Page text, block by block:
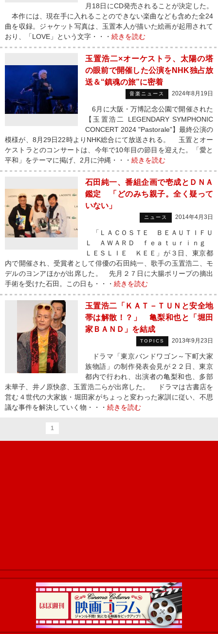
月18日にCD発売されることが決定した。
本作には、現在手に入れることのできない楽曲なども含めた全24
曲を収録。ジャケット写真は、玉置本人が描いた絵画が起用されて
おり、「LOVE」という文字・・・ 続きを読む
玉置浩二×オーケストラ、太陽の塔
の眼前で開催した公演をNHK独占放
送＆“鎮魂の旅”に密着
音楽ニュース 2024年8月19日
6月に大阪・万博記念公園で開催された
【玉置浩二 LEGENDARY SYMPHONIC
CONCERT 2024 "Pastorale"】最終公演の
模様が、8月29日22時よりNHK総合にて放送される。 玉置とオー
ケストラとのコンサートは、今年で10年目の節目を迎えた。「愛と
平和」をテーマに掲げ、2月に沖縄・・・ 続きを読む
石田純一、番組企画で壱成とＤＮＡ
鑑定 「どのみち親子。全く疑って
いない」
ニュース 2014年4月3日
「ＬＡＣＯＳＴＥ ＢＥＡＵＴＩＦＵ
Ｌ ＡＷＡＲＤ ｆｅａｔｕｒｉｎｇ
ＬＥＳＬＩＥ ＫＥＥ」が３日、東京都
内で開催され、受賞者として俳優の石田純一、歌手の玉置浩二、モ
デルのヨンアほかが出席した。 先月２７日に大腸ポリープの摘出
手術を受けた石田。この日も・・・ 続きを読む
玉置浩二「ＫＡＴ－ＴＵＮと安全地
帯は解散！？」 亀梨和也と「堀田
家ＢＡＮＤ」を結成
TOPICS 2013年9月23日
ドラマ「東京バンドワゴン～下町大家
族物語」の制作発表会見が２２日、東京
都内で行われ、出演者の亀梨和也、多部
未華子、井ノ原快彦、玉置浩二らが出席した。 ドラマは古書店を
営む４世代の大家族・堀田家がちょっと変わった家訓に従い、不思
議な事件を解決していく物・・・ 続きを読む
1